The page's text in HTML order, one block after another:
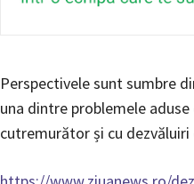
Perspectivele sunt sumbre
una dintre problemele
cutremurător și cu